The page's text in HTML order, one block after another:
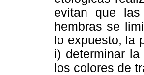
evitan que
hembras se
lo expuesto, la
i) determinar
los colores de